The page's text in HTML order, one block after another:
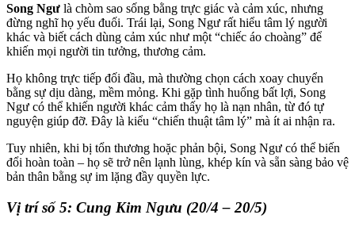
Song Ngư là chòm sao sống bằng trực giác và cảm xúc, nhưng
đừng nghĩ họ yếu đuối. Trái lại, Song Ngư rất hiểu tâm lý người
khác và biết cách dùng cảm xúc như một “chiếc áo choàng” để
khiến mọi người tin tưởng, thương cảm.
Họ không trực tiếp đối đầu, mà thường chọn cách xoay chuyển
bằng sự dịu dàng, mềm mỏng. Khi gặp tình huống bất lợi, Song
Ngư có thể khiến người khác cảm thấy họ là nạn nhân, từ đó tự
nguyện giúp đỡ. Đây là kiểu “chiến thuật tâm lý” mà ít ai nhận ra.
Tuy nhiên, khi bị tổn thương hoặc phản bội, Song Ngư có thể biến
đổi hoàn toàn – họ sẽ trở nên lạnh lùng, khép kín và sẵn sàng bảo vệ
bản thân bằng sự im lặng đầy quyền lực.
Vị trí số 5: Cung Kim Ngưu (20/4 – 20/5)